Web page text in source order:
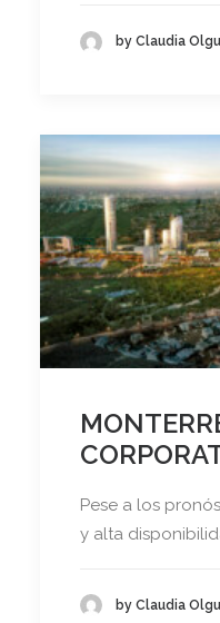
by Claudia
Pese a los
y alta
by Claudia